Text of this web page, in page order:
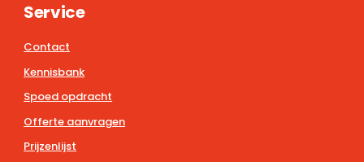
Service
Contact
Kennisbank
Spoed opdracht
Offerte aanvragen
Prijzenlijst